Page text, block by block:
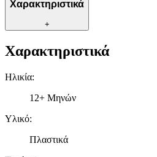
Χαρακτηριστικά
+
Χαρακτηριστικά
Ηλικία:
12+ Μηνών
Υλικό:
Πλαστικά